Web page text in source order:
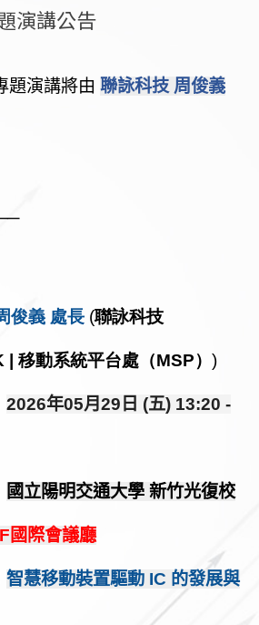
演講公告
題演講將由 聯詠科技 周俊義
俊義 處長 (聯詠科技
| 移動系統平台處（MSP） )
2026年05月29 日 (五) 13:20 -
國立陽明交通大學 新竹光復校
國際會議廳
智慧移動裝置驅動 IC 的發展與